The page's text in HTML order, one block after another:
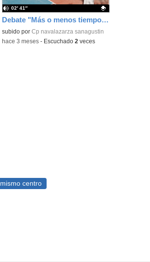
Debate "Más o menos tiempo de patio"
Contenido educativo.
subido por Cp navalazarza sanagustin
02′ 41″
-hace 3 meses- Escuchado 2 veces
centro